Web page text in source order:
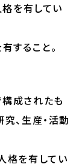
格を有してい
すること。
成されたも
、生産・活動
を有してい